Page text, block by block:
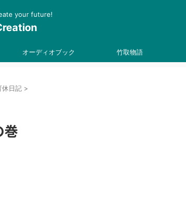
your future!
オーディオブック 竹取物語
休日記 >
巻